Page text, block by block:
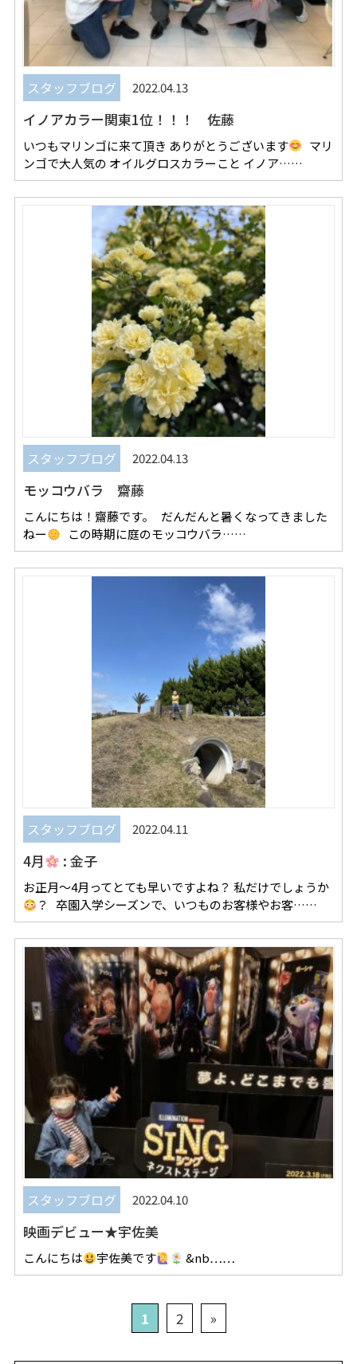
スタッフブログ 2022.04.13
イノアカラー関東1位！！！ 佐藤
いつもマリンゴに来て頂き ありがとうございます
マリ
ンゴで大人気の オイルグロスカラーこと イノア……
スタッフブログ 2022.04.13
モッコウバラ 齋藤
こんにちは！齋藤です。 だんだんと暑くなってきました
ねー
この時期に庭のモッコウバラ……
スタッフブログ 2022.04.11
4月 : 金子
お正月〜4月ってとても早いですよね？ 私だけでしょうか
？ 卒園入学シーズンで、いつものお客様やお客……
スタッフブログ 2022.04.10
映画デビュー★宇佐美
こんにちは 宇佐美です &nb……
1 2 »